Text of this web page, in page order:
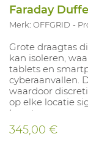
Faraday
Merk: OFFGRID
Grote draagtas
kan isoleren,
tablets en
cyberaanvallen.
waardoor
op elke locatie
buurt van een
Afmetingen: H:
1,8kg
345,00 €